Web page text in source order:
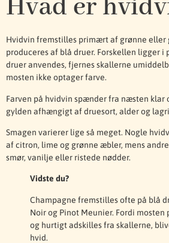
Hvad er
Hvidvin fremstilles primært af grønne eller
produceres af blå druer. Forskellen ligger i
druer anvendes, fjernes skallerne
mosten ikke optager farve.
Farven på hvidvin spænder fra næsten klar
gylden afhængigt af druesort, alder og
Smagen varierer lige så meget. Nogle
af citron, lime og grønne æbler, mens
smør, vanilje eller ristede nødder.
Vidste du?
Champagne fremstilles ofte på blå
Noir og Pinot Meunier. Fordi mosten
og hurtigt adskilles fra skallerne,
hvid.